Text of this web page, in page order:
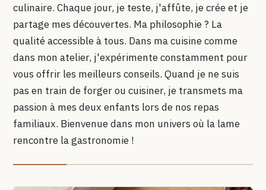
culinaire. Chaque jour, je teste, j'affûte, je crée et je
partage mes découvertes. Ma philosophie ? La
qualité accessible à tous. Dans ma cuisine comme
dans mon atelier, j'expérimente constamment pour
vous offrir les meilleurs conseils. Quand je ne suis
pas en train de forger ou cuisiner, je transmets ma
passion à mes deux enfants lors de nos repas
familiaux. Bienvenue dans mon univers où la lame
rencontre la gastronomie !